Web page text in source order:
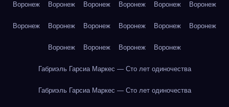
Воронеж Воронеж Воронеж Воронеж Воронеж Воронеж
Воронеж Воронеж Воронеж Воронеж Воронеж Воронеж
Воронеж Воронеж Воронеж Воронеж
Габриэль Гарсиа Маркес — Сто лет одиночества
Габриэль Гарсиа Маркес — Сто лет одиночества